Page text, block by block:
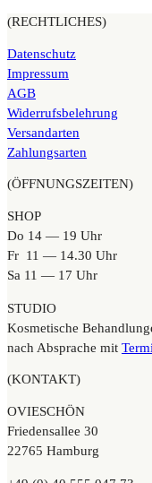
(RECHTLICHES)
Datenschutz
Impressum
AGB
Widerrufsbelehrung
Versandarten
Zahlungsarten
(ÖFFNUNGSZEITEN)
SHOP
Do 14 — 19 Uhr
Fr 11 — 14.30 Uhr
Sa 11 — 17 Uhr
STUDIO
Kosmetische
nach Absprache mit
(KONTAKT)
OVIESCHÖN
Friedensallee 30
22765 Hamburg